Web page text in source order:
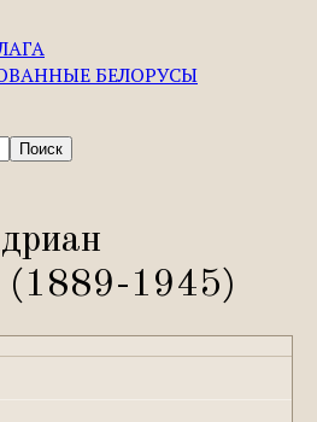
БЕЛОРУСЫ
(1889-1945)